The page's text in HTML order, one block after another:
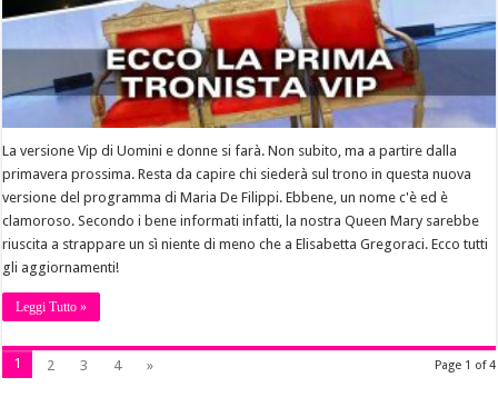
La versione Vip di Uomini e donne si farà. Non subito, ma a partire dalla
primavera prossima. Resta da capire chi siederà sul trono in questa nuova
versione del programma di Maria De Filippi. Ebbene, un nome c'è ed è
clamoroso. Secondo i bene informati infatti, la nostra Queen Mary sarebbe
riuscita a strappare un sì niente di meno che a Elisabetta Gregoraci. Ecco tutti
gli aggiornamenti!
Leggi Tutto »
Page 1 of 4
1 2 3 4 »